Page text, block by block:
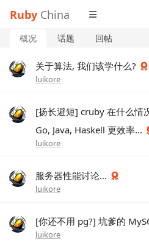
Ruby China
概况 话题 回帖
关于算法, 我们该学什么?
luikore
[扬长避短] cruby 在什么情
Go, Java, Haskell 更效率...
luikore
服务器性能讨论...
luikore
[你还不用 pg?] 坑爹的
luikore